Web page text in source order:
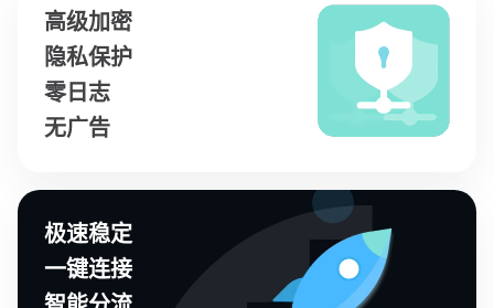
高级加密
隐私保护
零日志
无广告
极速稳定
一键连接